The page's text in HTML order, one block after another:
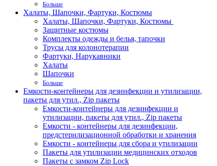
Больше
Халаты, Шапочки, Фартуки, Костюмы
Халаты, Шапочки, Фартуки, Костюмы
Защитные костюмы
Комплекты одежды и белья, тапочки
Трусы для колонотерапии
Фартуки, Нарукавники
Халаты
Шапочки
Больше
Емкости-контейнеры для дезинфекции и утилизации,
пакеты для утил., Zip пакеты
Емкости-контейнеры для дезинфекции и
утилизации, пакеты для утил., Zip пакеты
Емкости - контейнеры для дезинфекции,
предстерилизационной обработки и хранения
Емкости - контейнеры для сбора и утилизации
Пакеты для утилизации медицинских отходов
Пакеты с замком Zip Lock